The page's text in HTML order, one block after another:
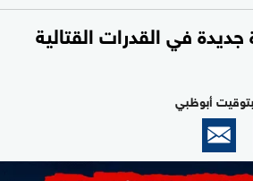
في القدرات القتالية